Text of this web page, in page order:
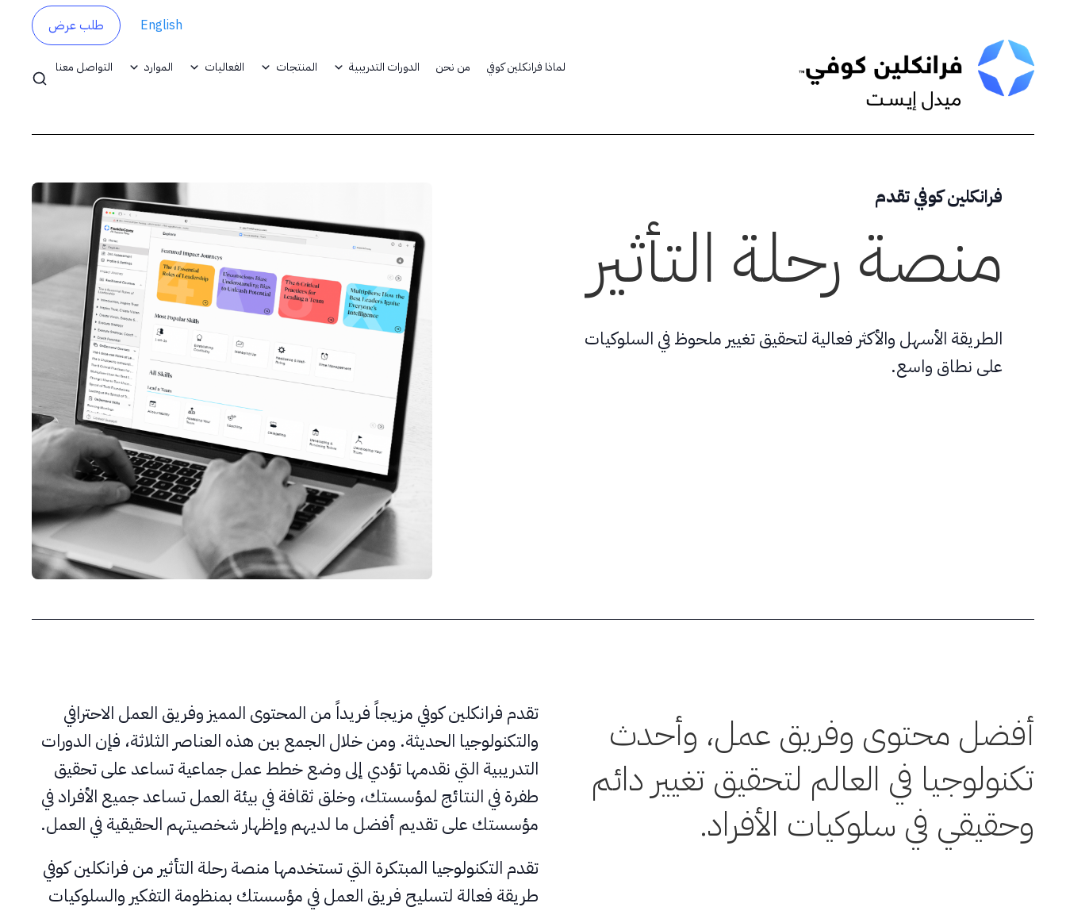
to
content
لماذا فرانكلين كوفي من نحن الدورات التدريبية المنتجات الفعاليات الموارد التواصل معنا
English طلب عرض
فرانكلين كوفي تقدم
منصة رحلة التأثير
الطريقة الأسهل والأكثر فعالية لتحقيق تغيير ملحوظ في السلوكيات
على نطاق واسع.
أفضل محتوى وفريق عمل، وأحدث
تكنولوجيا في العالم لتحقيق تغيير دائم
وحقيقي في سلوكيات الأفراد.
تقدم فرانكلين كوفي مزيجاً فريداً من المحتوى المميز وفريق العمل الاحترافي
والتكنولوجيا الحديثة. ومن خلال الجمع بين هذه العناصر الثلاثة، فإن الدورات
التدريبية التي نقدمها تؤدي إلى وضع خطط عمل جماعية تساعد على تحقيق
طفرة في النتائج لمؤسستك، وخلق ثقافة في بيئة العمل تساعد جميع الأفراد في
مؤسستك على تقديم أفضل ما لديهم وإظهار شخصيتهم الحقيقية في العمل.
تقدم التكنولوجيا المبتكرة التي تستخدمها منصة رحلة التأثير من فرانكلين كوفي
طريقة فعالة لتسليح فريق العمل في مؤسستك بمنظومة التفكير والسلوكيات